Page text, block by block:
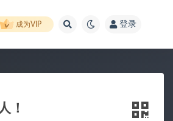
成为VIP 登录
！